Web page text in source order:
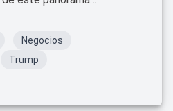
Negocios
Trump